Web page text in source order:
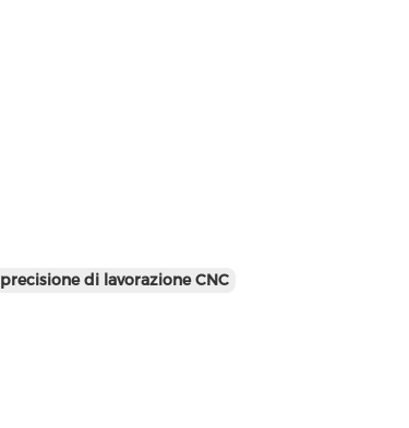
precisione di lavorazione CNC